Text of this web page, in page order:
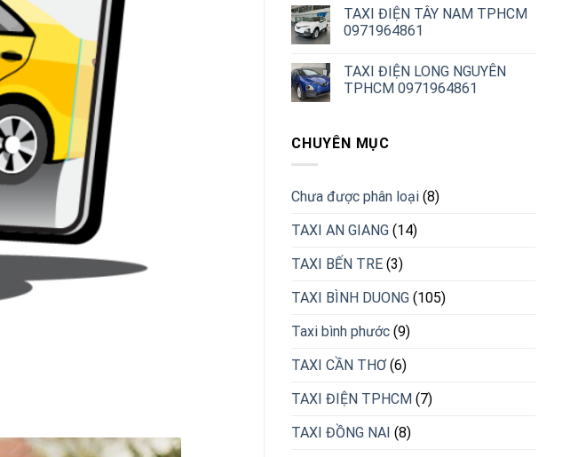
TAXI ĐIỆN TÂY NAM TPHCM
0971964861
TAXI ĐIỆN LONG NGUYÊN
TPHCM 0971964861
CHUYÊN MỤC
Chưa được phân loại (8)
TAXI AN GIANG (14)
TAXI BẾN TRE (3)
TAXI BÌNH DUONG (105)
Taxi bình phước (9)
TAXI CẦN THƠ(6)
TAXI ĐIỆN TPHCM (7)
TAXI ĐỒNG NAI (8)